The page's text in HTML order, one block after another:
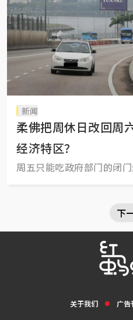
新闻
柔佛把周休日改回
经济特区？
周五只能吃政府部门的闭
下
关于我们 广告